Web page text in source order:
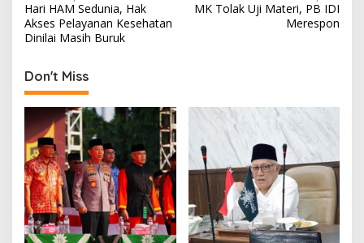
o
s
t
n
a
v
i
g
a
t
Hari HAM Sedunia, Hak
Akses Pelayanan Kesehatan
Dinilai Masih Buruk
MK Tolak Uji Materi, PB IDI
Merespon
Don't Miss